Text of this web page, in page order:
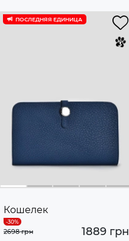
ПОСЛЕДНЯЯ ЕДИНИЦА
Кошелек
1889 грн
2698 грн